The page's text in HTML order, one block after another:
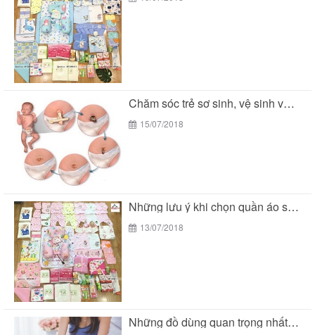
Chăm sóc trẻ sơ sinh, vệ sinh vùng rốn
15/07/2018
Những lưu ý khi chọn quần áo sơ sinh...
13/07/2018
Những đồ dùng quan trọng nhất trong giỏ đồ...